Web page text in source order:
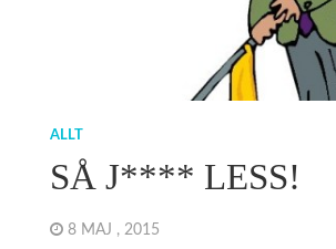
ALLT
SÅ J**** LESS!
8 MAJ , 2015